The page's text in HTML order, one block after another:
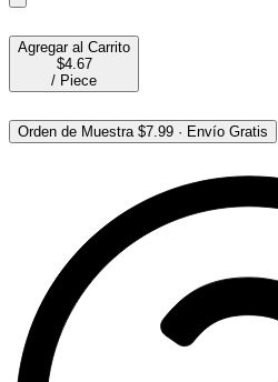
Agregar al Carrito
$4.67
/ Piece
Orden de Muestra $7.99 · Envío Gratis